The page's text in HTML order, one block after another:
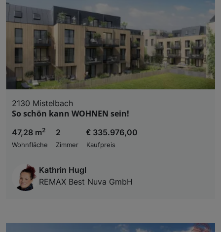
2130 Mistelbach
So schön kann WOHNEN sein!
47,28 m2
Wohnfläche
2
Zimmer
€ 335.976,00
Kaufpreis
Kathrin Hugl
REMAX Best Nuva GmbH